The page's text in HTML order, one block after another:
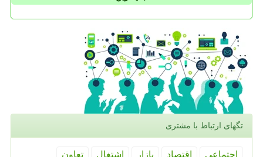
تگهای ارتباط با مشتری
اجتماعی اقتصاد بازار اشتغال
تعاون